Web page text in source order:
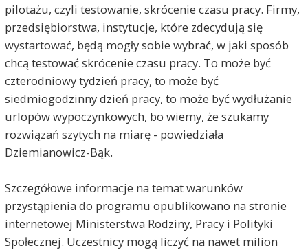
pilotażu, czyli testowanie, skrócenie czasu pracy. Firmy,
przedsiębiorstwa, instytucje, które zdecydują się
wystartować, będą mogły sobie wybrać, w jaki sposób
chcą testować skrócenie czasu pracy. To może być
czterodniowy tydzień pracy, to może być
siedmiogodzinny dzień pracy, to może być wydłużanie
urlopów wypoczynkowych, bo wiemy, że szukamy
rozwiązań szytych na miarę - powiedziała
Dziemianowicz-Bąk.
Szczegółowe informacje na temat warunków
przystąpienia do programu opublikowano na stronie
internetowej Ministerstwa Rodziny, Pracy i Polityki
Społecznej. Uczestnicy mogą liczyć na nawet milion